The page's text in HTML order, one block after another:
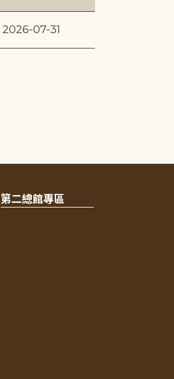
2026-07-31
第二總館專區